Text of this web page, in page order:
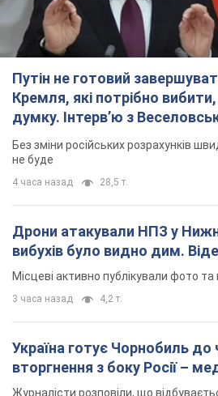
Путін не готовий
Кремля, які потрібно
думку. Інтерв’ю з
Без зміни російських розрахунків
не буде
4 часа назад 28,5 т.
Дрони атакували НПЗ у
вибухів було видно дим.
Місцеві активно публікували фото та
3 часа назад 4,2 т.
Україна готує Чорнобиль до
вторгнення з боку Росії –
Журналісти розповіли, що